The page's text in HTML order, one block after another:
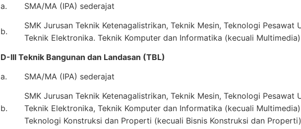
a.
SMA/MA (IPA) sederajat
b.
SMK Jurusan Teknik Ketenagalistrikan, Teknik Mesin, Teknologi Pesawat
Teknik Elektronika. Teknik Komputer dan Informatika (kecuali
D-III Teknik Bangunan dan Landasan (TBL)
a.
SMA/MA (IPA) sederajat
b.
SMK Jurusan Teknik Ketenagalistrikan, Teknik Mesin, Teknologi Pesawat
Teknik Elektronika, Teknik Komputer dan Informatika (kecuali
Teknologi Konstruksi dan Properti (kecuali Bisnis Konstruksi dan